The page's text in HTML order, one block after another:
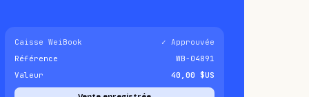
Caisse WeiBook
✓ Approuvée
Référence
WB-04891
Valeur
40,00 $US